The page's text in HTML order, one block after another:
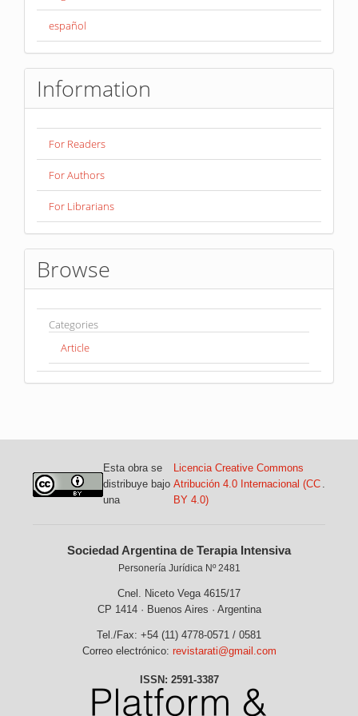
español
Information
For Readers
For Authors
For Librarians
Browse
Categories
Article
Esta obra se
distribuye bajo
una
Licencia Creative Commons
Atribución 4.0 Internacional (CC
BY 4.0)
.
Sociedad Argentina de Terapia Intensiva
Personería Jurídica Nº 2481
Cnel. Niceto Vega 4615/17
CP 1414 · Buenos Aires · Argentina
Tel./Fax: +54 (11) 4778-0571 / 0581
Correo electrónico: revistarati@gmail.com
ISSN: 2591-3387